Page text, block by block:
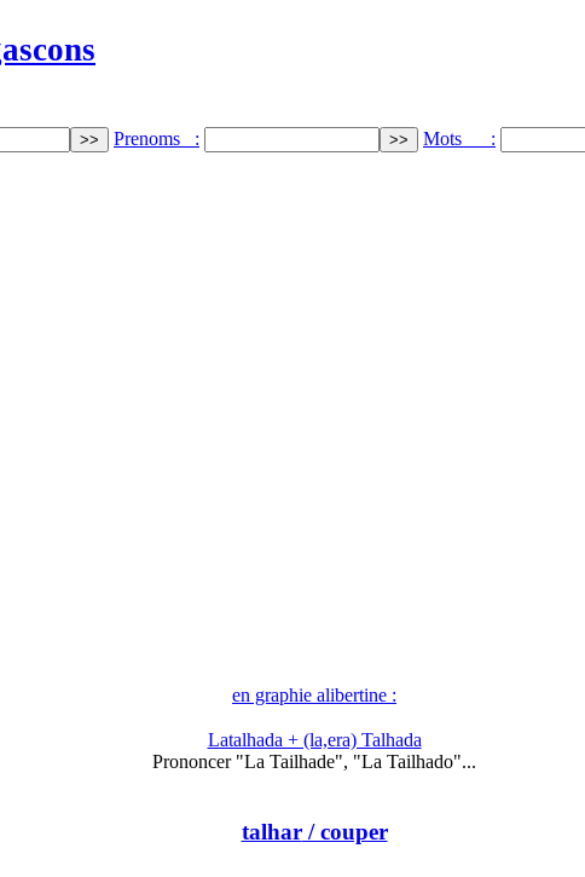
Prenoms : Mots :
en graphie alibertine :
Latalhada + (la,era) Talhada
Prononcer "La Tailhade", "La Tailhado"...
talhar/ couper